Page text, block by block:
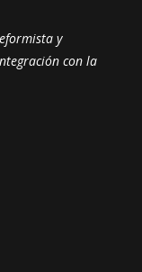
y
con la